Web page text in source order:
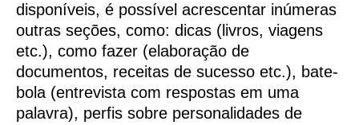
disponíveis, é possível acrescentar inúmeras
outras seções, como: dicas (livros, viagens
etc.), como fazer (elaboração de
documentos, receitas de sucesso etc.), bate-
bola (entrevista com respostas em uma
palavra), perfis sobre personalidades de